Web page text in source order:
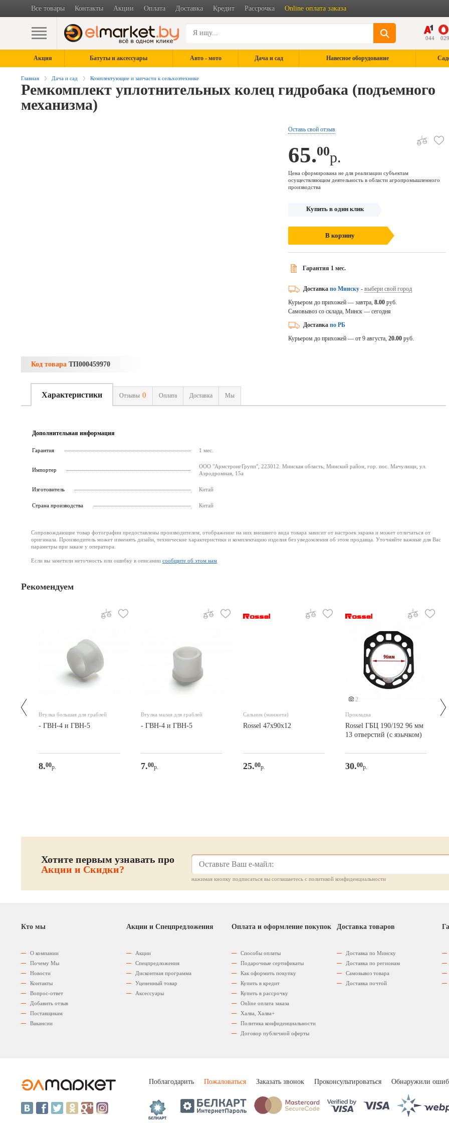
Все товары Контакты Акции Оплата Доставка Кредит Рассрочка Online оплата заказа
044 029
Акция Батуты и аксессуары Авто - мото Дача и сад Навесное оборудование
Главная Дача и сад Комплектующие и запчасти к сельхозтехнике
Ремкомплект уплотнительных колец гидробака (подъемного
механизма)
Оставь свой отзыв
65.00р.
Цена сформирована не для реализации субъектам
осуществляющим деятельность в области агропромышленного
производства
Купить в один клик
В корзину
Гарантия 1 мес.
Доставка по Минску- выбери свой город
Курьером до прихожей — завтра, 8.00 руб.
Самовывоз со склада, Минск — сегодня
Доставка по РБ
Курьером до прихожей — от 9 августа, 20.00 руб.
Код товара ТП000459970
Характеристики Отзывы 0 Оплата Доставка Мы
Дополнительная информация
Гарантия 1 мес.
Импортер
ООО "АрмстронгГрупп", 223012. Минская область, Минский район, гор. пос. Мачулищи, ул.
Аэродромная, 15а
Изготовитель Китай
Страна производства Китай
Сопровождающие товар фотографии предоставлены производителем, отображение на них внешнего вида товара зависит от настроек экрана и может отличаться от
оригинала. Производитель может изменять дизайн, технические характеристики и комплектацию изделия без уведомления об этом продавца. Уточняйте важные для Вас
параметры при заказе у оператора.
Если вы заметили неточность или ошибку в описании сообщите об этом нам
Рекомендуем
Втулка большая для граблей
- ГВН-4 и ГВН-5
8.00р.
Втулка малая для граблей
- ГВН-4 и ГВН-5
7.00р.
Сальник (манжета)
Rossel 47х90х12
25.00р.
2
Прокладка
Rossel ГБЦ 190/192 96 мм
13 отверстий (с язычком)
30.00р.
Хотите первым узнавать про
Акции и Скидки?
нажимая кнопку подписаться вы соглашаетесь с политикой конфиденциальности
Кто мы
О компании
Почему Мы
Новости
Контакты
Вопрос-ответ
Добавить отзыв
Поставщикам
Вакансии
Акции и Спецпредложения
Акции
Спецпредложения
Дисконтная программа
Уцененный товар
Аксессуары
Оплата и оформление покупок
Способы оплаты
Подарочные сертификаты
Как оформить покупку
Купить в кредит
Купить в рассрочку
Оnline оплата заказа
Халва, Халва+
Политика конфиденциальности
Договор публичной оферты
Доставка товаров
Доставка по Минску
Доставка по регионам
Самовывоз товара
Доставка почтой
Поблагодарить Пожаловаться Заказать звонок Проконсультироваться Обнаружили